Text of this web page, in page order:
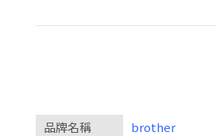
品牌名稱
brother